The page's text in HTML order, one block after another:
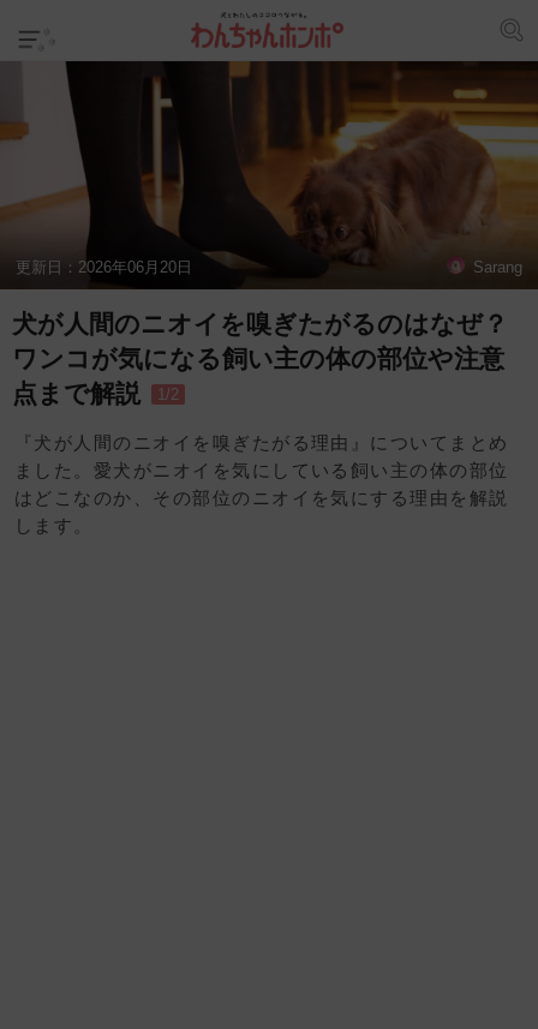
更新日： 2026年06月20日 Sarang
犬が人間のニオイを嗅ぎたがるのはなぜ？
ワンコが気になる飼い主の体の部位や注意
点まで解説
1/2
『犬が人間のニオイを嗅ぎたがる理由』についてまとめ
ました。愛犬がニオイを気にしている飼い主の体の部位
はどこなのか、その部位のニオイを気にする理由を解説
します。